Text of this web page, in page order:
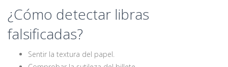
¿Cómo detectar libras
falsificadas?
Sentir la textura del papel.